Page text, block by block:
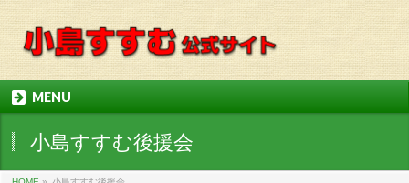
MENU
小島すすむ後援会